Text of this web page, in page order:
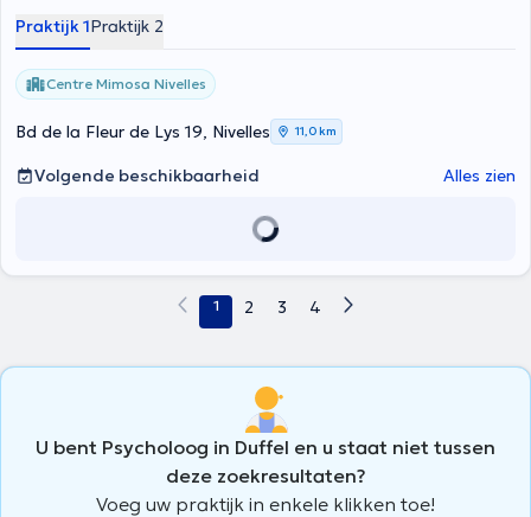
Praktijk 1Praktijk 2
Centre Mimosa Nivelles
Bd de la Fleur de Lys 19, Nivelles 11,0 km
Volgende beschikbaarheid Alles zien
1 2 3 4
U bent Psycholoog in Duffel en u staat niet tussen
deze zoekresultaten?
Voeg uw praktijk in enkele klikken toe!